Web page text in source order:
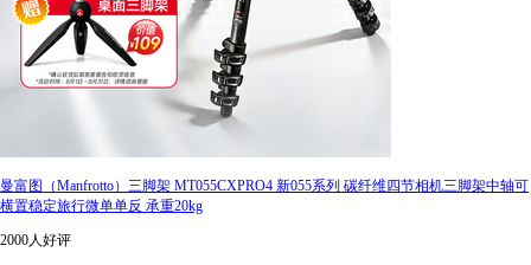
曼富图（Manfrotto）三脚架 MT055CXPRO4 新055系列 碳纤维四节相机三脚架中轴可
横置稳定旅行微单单反 承重20kg
2000人好评